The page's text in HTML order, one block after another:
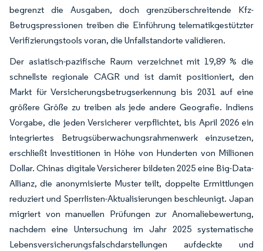
begrenzt die Ausgaben, doch grenzüberschreitende Kfz-
Betrugspressionen treiben die Einführung telematikgestützter
Verifizierungstools voran, die Unfallstandorte validieren.
Der asiatisch-pazifische Raum verzeichnet mit 19,89 % die
schnellste regionale CAGR und ist damit positioniert, den
Markt für Versicherungsbetrugserkennung bis 2031 auf eine
größere Größe zu treiben als jede andere Geografie. Indiens
Vorgabe, die jeden Versicherer verpflichtet, bis April 2026 ein
integriertes Betrugsüberwachungsrahmenwerk einzusetzen,
erschließt Investitionen in Höhe von Hunderten von Millionen
Dollar. Chinas digitale Versicherer bildeten 2025 eine Big-Data-
Allianz, die anonymisierte Muster teilt, doppelte Ermittlungen
reduziert und Sperrlisten-Aktualisierungen beschleunigt. Japan
migriert von manuellen Prüfungen zur Anomaliebewertung,
nachdem eine Untersuchung im Jahr 2025 systematische
Lebensversicherungsfalschdarstellungen aufdeckte und